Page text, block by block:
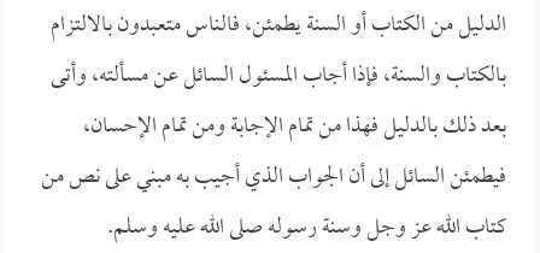
الدليل من الكتاب أو السنة يطمئن، فالناس متعبدون بالالتزام
بالكتاب والسنة، فإذا أجاب المسئول السائل عن مسألته، وأتى
بعد ذلك بالدليل فهذا من تمام الإجابة ومن تمام الإحسان،
فيطمئن السائل إلى أن الجواب الذي أجيب به مبني على نص من
كتاب الله عز وجل وسنة رسوله صلى الله عليه وسلم.